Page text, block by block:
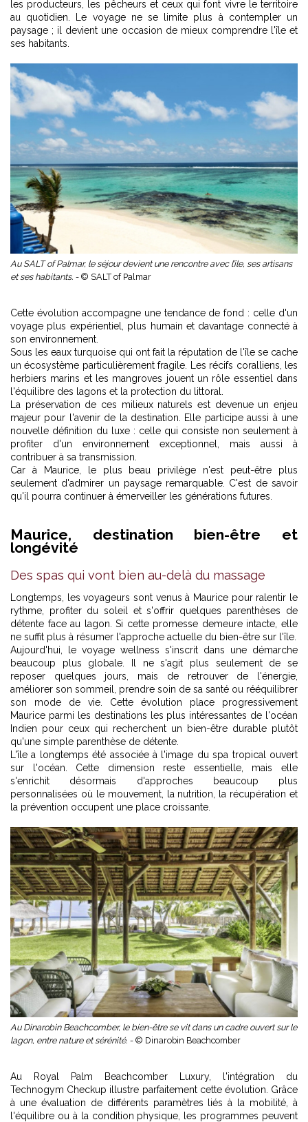
les producteurs, les pêcheurs et ceux qui font vivre le territoire
au quotidien. Le voyage ne se limite plus à contempler un
paysage ; il devient une occasion de mieux comprendre l'île et
ses habitants.
Au SALT of Palmar, le séjour devient une rencontre avec l’île, ses artisans
et ses habitants. - © SALT of Palmar
Cette évolution accompagne une tendance de fond : celle d'un
voyage plus expérientiel, plus humain et davantage connecté à
son environnement.
Sous les eaux turquoise qui ont fait la réputation de l'île se cache
un écosystème particulièrement fragile. Les récifs coralliens, les
herbiers marins et les mangroves jouent un rôle essentiel dans
l'équilibre des lagons et la protection du littoral.
La préservation de ces milieux naturels est devenue un enjeu
majeur pour l'avenir de la destination. Elle participe aussi à une
nouvelle définition du luxe : celle qui consiste non seulement à
profiter d'un environnement exceptionnel, mais aussi à
contribuer à sa transmission.
Car à Maurice, le plus beau privilège n'est peut-être plus
seulement d'admirer un paysage remarquable. C'est de savoir
qu'il pourra continuer à émerveiller les générations futures.
Maurice, destination bien-être et
longévité
Des spas qui vont bien au-delà du massage
Longtemps, les voyageurs sont venus à Maurice pour ralentir le
rythme, profiter du soleil et s'offrir quelques parenthèses de
détente face au lagon. Si cette promesse demeure intacte, elle
ne suffit plus à résumer l'approche actuelle du bien-être sur l'île.
Aujourd'hui, le voyage wellness s'inscrit dans une démarche
beaucoup plus globale. Il ne s'agit plus seulement de se
reposer quelques jours, mais de retrouver de l'énergie,
améliorer son sommeil, prendre soin de sa santé ou rééquilibrer
son mode de vie. Cette évolution place progressivement
Maurice parmi les destinations les plus intéressantes de l'océan
Indien pour ceux qui recherchent un bien-être durable plutôt
qu'une simple parenthèse de détente.
L'île a longtemps été associée à l'image du spa tropical ouvert
sur l'océan. Cette dimension reste essentielle, mais elle
s'enrichit désormais d'approches beaucoup plus
personnalisées où le mouvement, la nutrition, la récupération et
la prévention occupent une place croissante.
Au Dinarobin Beachcomber, le bien-être se vit dans un cadre ouvert sur le
lagon, entre nature et sérénité. - © Dinarobin Beachcomber
Au Royal Palm Beachcomber Luxury, l'intégration du
Technogym Checkup illustre parfaitement cette évolution. Grâce
à une évaluation de différents paramètres liés à la mobilité, à
l'équilibre ou à la condition physique, les programmes peuvent